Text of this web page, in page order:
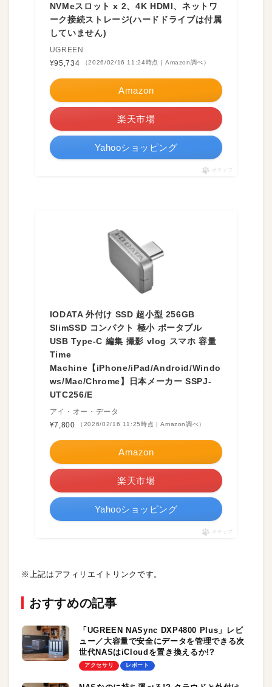
NVMeスロット x 2、4K HDMI、ネットワ
ーク接続ストレージ(ハードドライブは付属
していません)
UGREEN
¥95,734
（2026/02/16 11:24時点 | Amazon調べ）
Amazon
楽天市場
Yahooショッピング
ポチップ
IODATA 外付け SSD 超小型 256GB
SlimSSD コンパクト 極小 ポータブル
USB Type-C 編集 撮影 vlog スマホ 容量
Time
Machine【iPhone/iPad/Android/Windo
ws/Mac/Chrome】日本メーカー SSPJ-
UTC256/E
アイ・オー・データ
¥7,800
（2026/02/16 11:25時点 | Amazon調べ）
Amazon
楽天市場
Yahooショッピング
ポチップ
※上記はアフィリエイトリンクです。
おすすめの記事
「UGREEN NASync DXP4800 Plus」レビ
ュー／大容量で安全にデータを管理できる次
世代NASはiCloudを置き換えるか!?
アクセサリ レポート